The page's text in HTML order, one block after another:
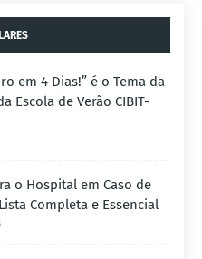
em 4 Dias!” é o Tema da
Escola de Verão CIBIT-
o Hospital em Caso de
Completa e Essencial